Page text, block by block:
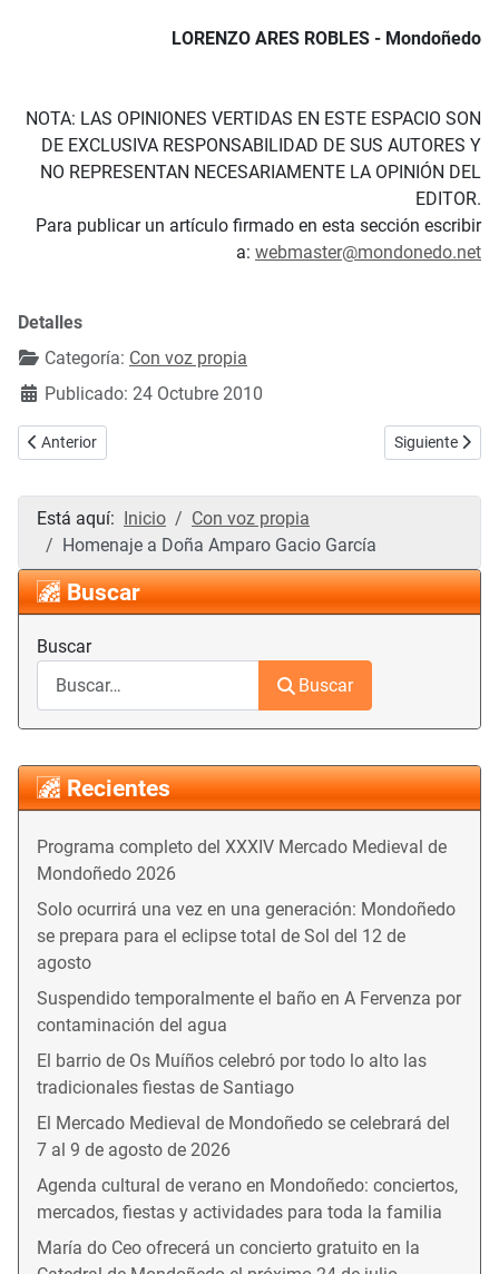
LORENZO ARES ROBLES - Mondoñedo
NOTA: LAS OPINIONES VERTIDAS EN ESTE ESPACIO SON
DE EXCLUSIVA RESPONSABILIDAD DE SUS AUTORES Y
NO REPRESENTAN NECESARIAMENTE LA OPINIÓN DEL
EDITOR.
Para publicar un artículo firmado en esta sección escribir
a: webmaster@mondonedo.net
Detalles
Categoría: Con voz propia
Publicado: 24 Octubre 2010
Artículo anterior: Adopción pública de Mondoñedo a Puchades
Anterior Artículo
Siguiente
Está aquí: Inicio
Con voz propia
Homenaje a Doña Amparo Gacio García
Buscar
Buscar
Buscar
Recientes
Programa completo del XXXIV Mercado Medieval de
Mondoñedo 2026
Solo ocurrirá una vez en una generación: Mondoñedo
se prepara para el eclipse total de Sol del 12 de
agosto
Suspendido temporalmente el baño en A Fervenza por
contaminación del agua
El barrio de Os Muíños celebró por todo lo alto las
tradicionales fiestas de Santiago
El Mercado Medieval de Mondoñedo se celebrará del
7 al 9 de agosto de 2026
Agenda cultural de verano en Mondoñedo: conciertos,
mercados, fiestas y actividades para toda la familia
María do Ceo ofrecerá un concierto gratuito en la